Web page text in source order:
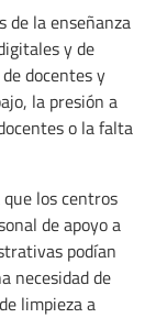
de la enseñanza
y de
docentes y
la presión a
o la falta
los centros
de apoyo a
podían
necesidad de
limpieza a